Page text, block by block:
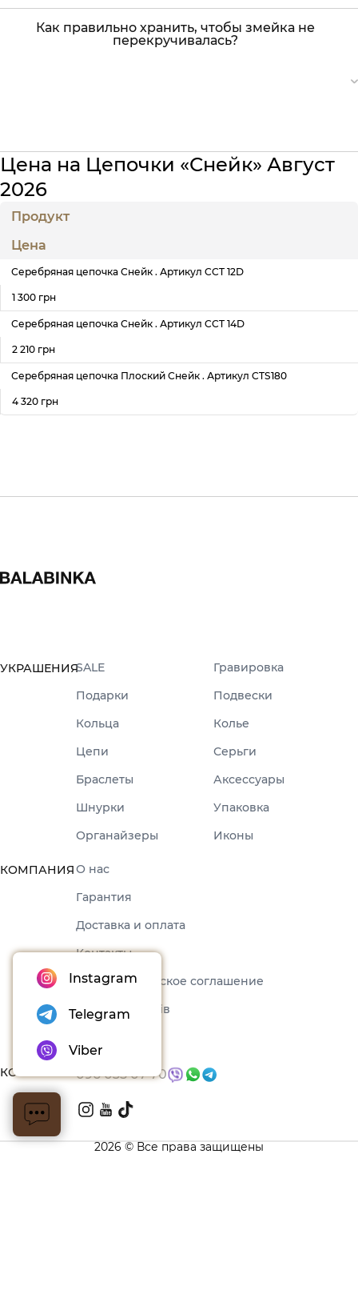
Как правильно хранить, чтобы змейка не
перекручивалась?
Цена на Цепочки «Снейк» Август
2026
Продукт
Цена
Серебряная цепочка Снейк . Артикул CCT 12D
1 300 грн
Серебряная цепочка Снейк . Артикул CCT 14D
2 210 грн
Серебряная цепочка Плоский Снейк . Артикул CTS180
4 320 грн
УКРАШЕНИЯSALE
Гравировка
Подарки
Подвески
Кольца
Колье
Цепи
Серьги
Браслеты
Аксессуары
Шнурки
Упаковка
Органайзеры
Иконы
КОМПАНИЯО нас
Гарантия
Доставка и оплата
Контакты
Пользовательское соглашение
Набори товарів
КОНТАКТЫ 096 035 07 70
2026 © Все права защищены
Instagram
Telegram
Viber